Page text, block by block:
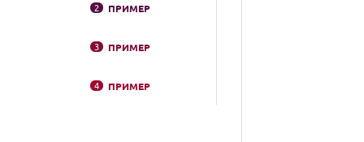
2 ПРИМЕР
3 ПРИМЕР
4 ПРИМЕР